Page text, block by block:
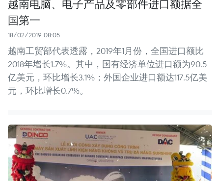
越南电脑、电子产品及零部件进口额据全
国第一
18/02/2019 08:05
越南工贸部代表透露，2019年1月份，全国进口额比
2018年增长1.7%。其中，国有经济单位进口额为90.5
亿美元，环比增长3.1%；外国企业进口额达117.5亿美
元，环比增长0.7%。